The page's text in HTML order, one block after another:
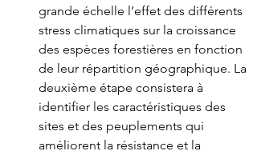
grande échelle l’effet des différents
stress climatiques sur la croissance
des espèces forestières en fonction
de leur répartition géographique. La
deuxième étape consistera à
identifier les caractéristiques des
sites et des peuplements qui
améliorent la résistance et la